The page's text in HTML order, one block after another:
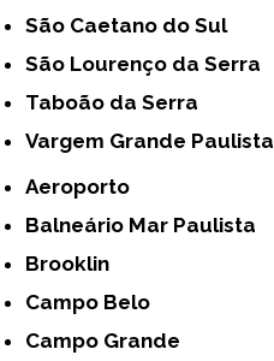
São Caetano do Sul
São Lourenço da Serra
Taboão da Serra
Vargem Grande Paulista
Aeroporto
Balneário Mar Paulista
Brooklin
Campo Belo
Campo Grande